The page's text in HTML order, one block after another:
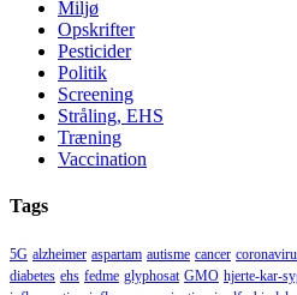
Miljø
Opskrifter
Pesticider
Politik
Screening
Stråling, EHS
Træning
Vaccination
Tags
5G alzheimer aspartam autisme cancer
diabetes ehs fedme glyphosat GMO hjerte-kar-